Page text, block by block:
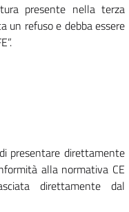
presente nella terza
un refuso e debba essere
presentare direttamente
alla normativa CE
direttamente dal